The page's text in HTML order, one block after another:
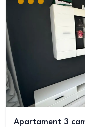
Apartament 3